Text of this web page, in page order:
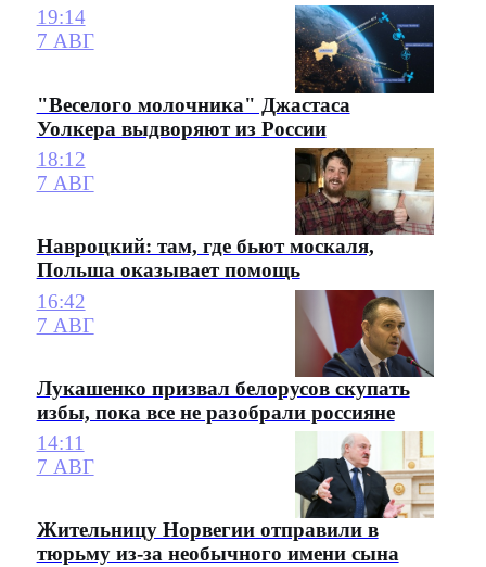
19:14
7 АВГ
"Веселого молочника" Джастаса
Уолкера выдворяют из России
18:12
7 АВГ
Навроцкий: там, где бьют москаля,
Польша оказывает помощь
16:42
7 АВГ
Лукашенко призвал белорусов скупать
избы, пока все не разобрали россияне
14:11
7 АВГ
Жительницу Норвегии отправили в
тюрьму из-за необычного имени сына